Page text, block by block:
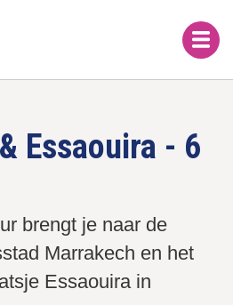
Essaouira - 6
brengt je naar de
Marrakech en het
Essaouira in